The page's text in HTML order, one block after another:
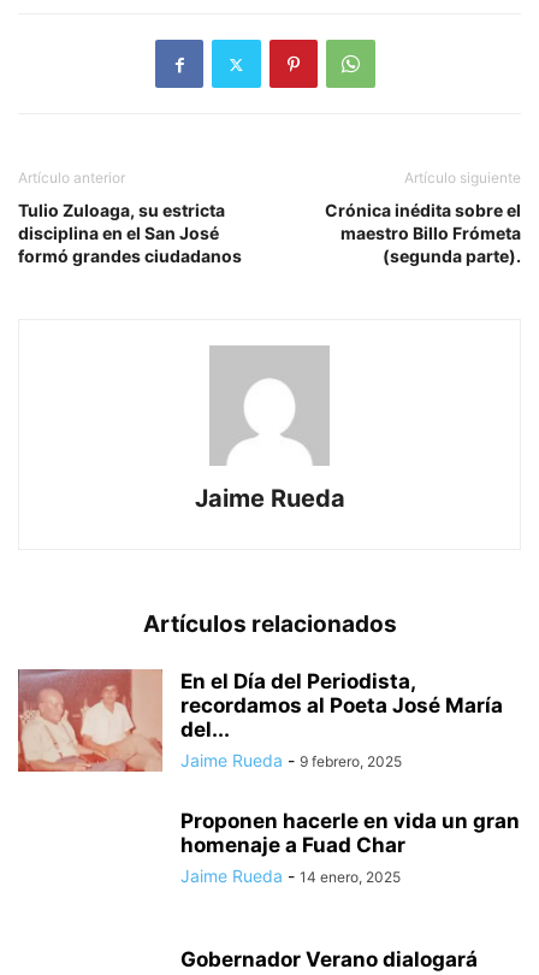
Artículo anterior
Tulio Zuloaga, su estricta
disciplina en el San José
formó grandes ciudadanos
Artículo siguiente
Crónica inédita sobre el
maestro Billo Frómeta
(segunda parte).
Jaime Rueda
Artículos relacionados
En el Día del Periodista,
recordamos al Poeta José María
del...
Jaime Rueda - 9 febrero, 2025
Proponen hacerle en vida un gran
homenaje a Fuad Char
Jaime Rueda - 14 enero, 2025
Gobernador Verano dialogará